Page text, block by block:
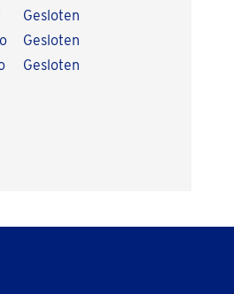
Gesloten
Gesloten
Gesloten